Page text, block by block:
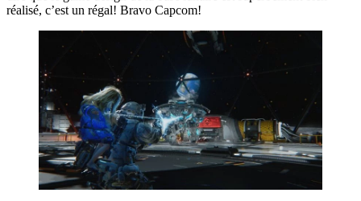
réalisé, c’est un régal! Bravo Capcom!